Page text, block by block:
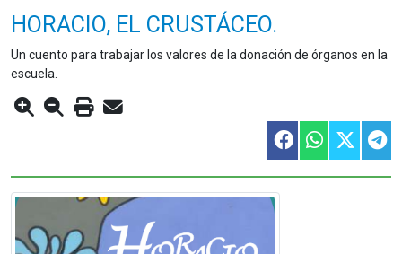
HORACIO, EL CRUSTÁCEO.
Un cuento para trabajar los valores de la donación de órganos en la
escuela.